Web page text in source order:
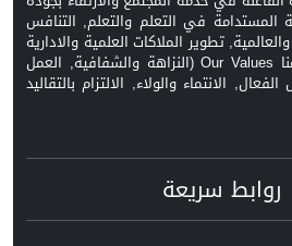
المستدامة في التعلم والتعلم, التنافس
تطوير الملاكات العلمية والادارية
وفق المعايير الدولية), قيمنا Our Values (النزاهة والشفافية, العمل
الانتماء والولاء, الالتزام بالتقاليد
روابط سريعة